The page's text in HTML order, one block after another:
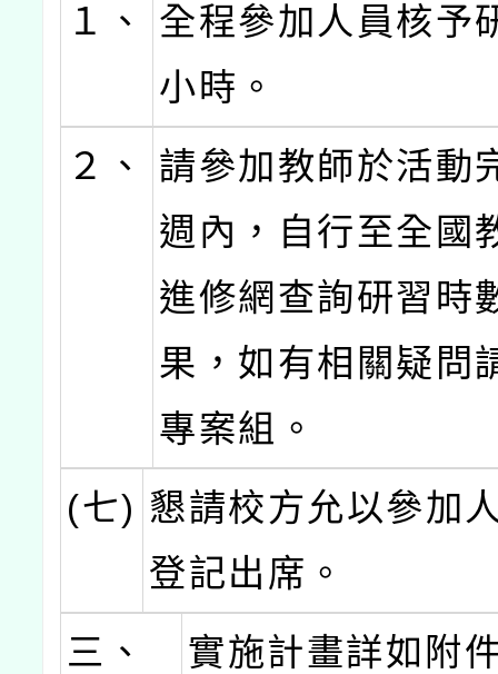
１、
全程參加人員核予
小時。
２、
請參加教師於活動
週內，自行至全國
進修網查詢研習時
果，如有相關疑問
專案組。
(七) 懇請校方允以參加
登記出席。
三、
實施計畫詳如附